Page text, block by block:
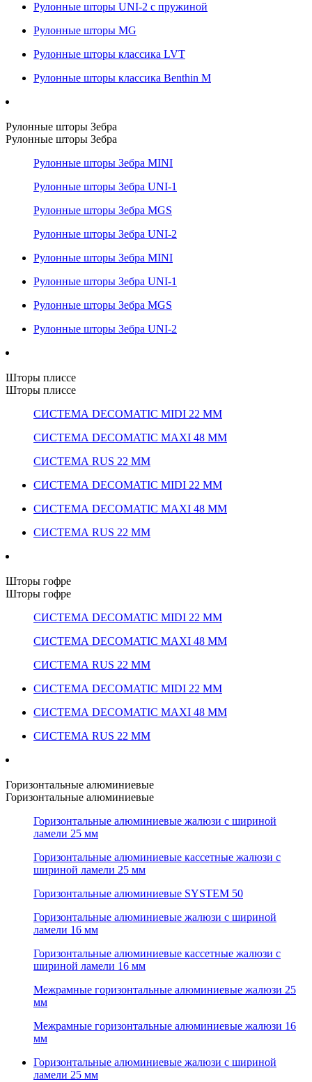
Рулонные шторы UNI-2 с пружиной
Рулонные шторы MG
Рулонные шторы классика LVT
Рулонные шторы классика Benthin M
Рулонные шторы Зебра
Рулонные шторы Зебра
Рулонные шторы Зебра MINI
Рулонные шторы Зебра UNI-1
Рулонные шторы Зебра MGS
Рулонные шторы Зебра UNI-2
Рулонные шторы Зебра MINI
Рулонные шторы Зебра UNI-1
Рулонные шторы Зебра MGS
Рулонные шторы Зебра UNI-2
Шторы плиссе
Шторы плиссе
СИСТЕМА DECOMATIC MIDI 22 ММ
СИСТЕМА DECOMATIC MAXI 48 ММ
СИСТЕМА RUS 22 ММ
СИСТЕМА DECOMATIC MIDI 22 ММ
СИСТЕМА DECOMATIC MAXI 48 ММ
СИСТЕМА RUS 22 ММ
Шторы гофре
Шторы гофре
СИСТЕМА DECOMATIC MIDI 22 ММ
СИСТЕМА DECOMATIC MAXI 48 ММ
СИСТЕМА RUS 22 ММ
СИСТЕМА DECOMATIC MIDI 22 ММ
СИСТЕМА DECOMATIC MAXI 48 ММ
СИСТЕМА RUS 22 ММ
Горизонтальные алюминиевые
Горизонтальные алюминиевые
Горизонтальные алюминиевые жалюзи с шириной
ламели 25 мм
Горизонтальные алюминиевые кассетные жалюзи с
шириной ламели 25 мм
Горизонтальные алюминиевые SYSTEM 50
Горизонтальные алюминиевые жалюзи с шириной
ламели 16 мм
Горизонтальные алюминиевые кассетные жалюзи с
шириной ламели 16 мм
Межрамные горизонтальные алюминиевые жалюзи 25
мм
Межрамные горизонтальные алюминиевые жалюзи 16
мм
Горизонтальные алюминиевые жалюзи с шириной
ламели 25 мм